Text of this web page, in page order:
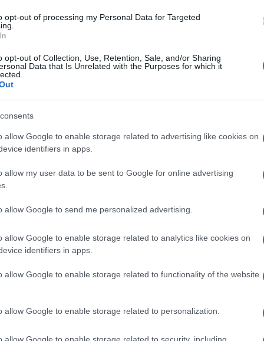
opt-out of processing my Personal Data for Targeted
opt-out of Collection, Use, Retention, Sale, and/or Sharing
Data that Is Unrelated with the Purposes for which it
allow Google to enable storage related to advertising like cookies on
identifiers in apps.
allow my user data to be sent to Google for online advertising
allow Google to send me personalized advertising.
allow Google to enable storage related to analytics like cookies on
identifiers in apps.
allow Google to enable storage related to functionality of the website
allow Google to enable storage related to personalization.
un servo di esso come anche coloro, inclusi certi
fatto difendono le 120 famiglie di quell’élite
dirige questo mondo. Io tutta questa gente la
VIsualizza le risposte
affitto (numero in discussione 1-2 forse 4) uno di
Groenlandia, contraddizione vivente, sociopatico.
VIsualizza le risposte(3)